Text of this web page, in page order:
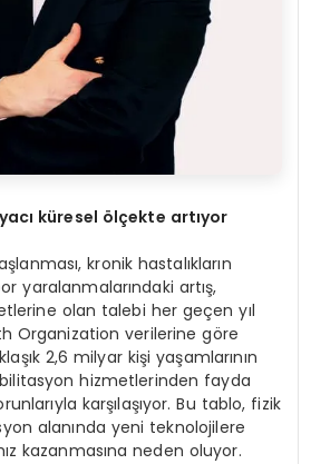
küresel ölçekte artıyor
kronik hastalıkların
yaralanmalarındaki artış,
olan talebi her geçen yıl
Organization verilerine göre
2,6 milyar kişi yaşamlarının
hizmetlerinden fayda
karşılaşıyor. Bu tablo, fizik
alanında yeni teknolojilere
kazanmasına neden oluyor.